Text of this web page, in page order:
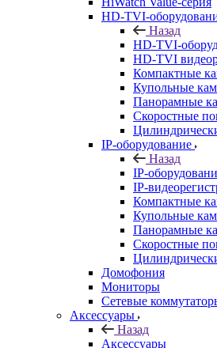
HD-TVI-
Назад
HD-TVI-
HD-TVI
Компактные
Купольные
Панорамные
Скоростные
IP-оборудование
Назад
IP-
IP-
Компактные
Купольные
Панорамные
Скоростные
Домофония
Мониторы
Сетевые
Аксессуары
Назад
Аксессуары